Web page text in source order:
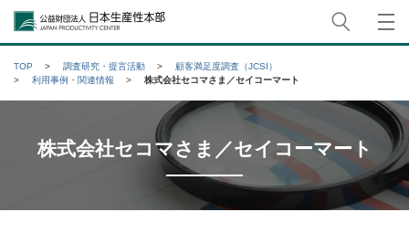
公益財団法人日本生産性本部
TOP 調査研究・提言活動
顧客満足度調査（JCSI）
利用事例・関連情報
株式会社セコマさま／セイコーマート
株式会社セコマさま／セイコーマート